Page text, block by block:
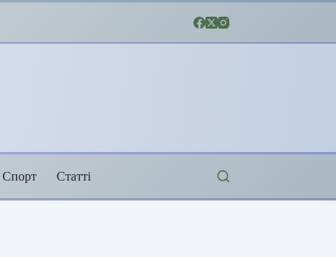
Спорт Статті